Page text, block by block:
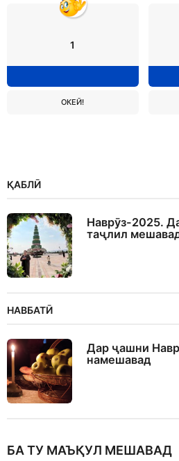
1
ОКЕЙ!
ҚАБЛӢ
Наврӯз-2025.
таҷлил
НАВБАТӢ
Дар ҷашни
намешавад
БА ТУ МАЪҚУЛ МЕШАВАД